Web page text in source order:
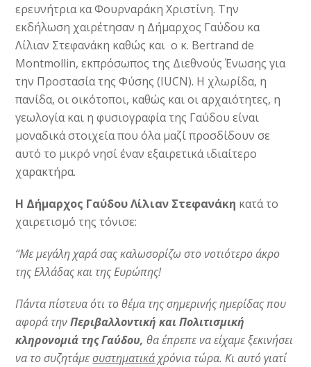
ερευνήτρια κα Φουρναράκη Χριστίνη. Την
εκδήλωση χαιρέτησαν η Δήμαρχος Γαύδου κα
Λίλιαν Στεφανάκη καθώς και ο κ. Bertrand de
Montmollin, εκπρόσωπος της Διεθνούς Ένωσης για
την Προστασία της Φύσης (IUCN). Η χλωρίδα, η
πανίδα, οι οικότοποι, καθώς και οι αρχαιότητες, η
γεωλογία και η φυσιογραφία της Γαύδου είναι
μοναδικά στοιχεία που όλα μαζί προσδίδουν σε
αυτό το μικρό νησί έναν εξαιρετικά ιδιαίτερο
χαρακτήρα.
Η Δήμαρχος Γαύδου Λίλιαν Στεφανάκη κατά το
χαιρετισμό της τόνισε:
“Με μεγάλη χαρά σας καλωσορίζω στο νοτιότερο άκρο
της Ελλάδας και της Ευρώπης!
Πάντα πίστευα ότι το θέμα της σημερινής ημερίδας που
αφορά τηνΠεριβαλλοντική και Πολιτισμική
κληρονομιά της Γαύδου, θα έπρεπε να είχαμε ξεκινήσει
να το συζητάμεσυστηματικά χρόνια τώρα. Κι αυτό γιατί